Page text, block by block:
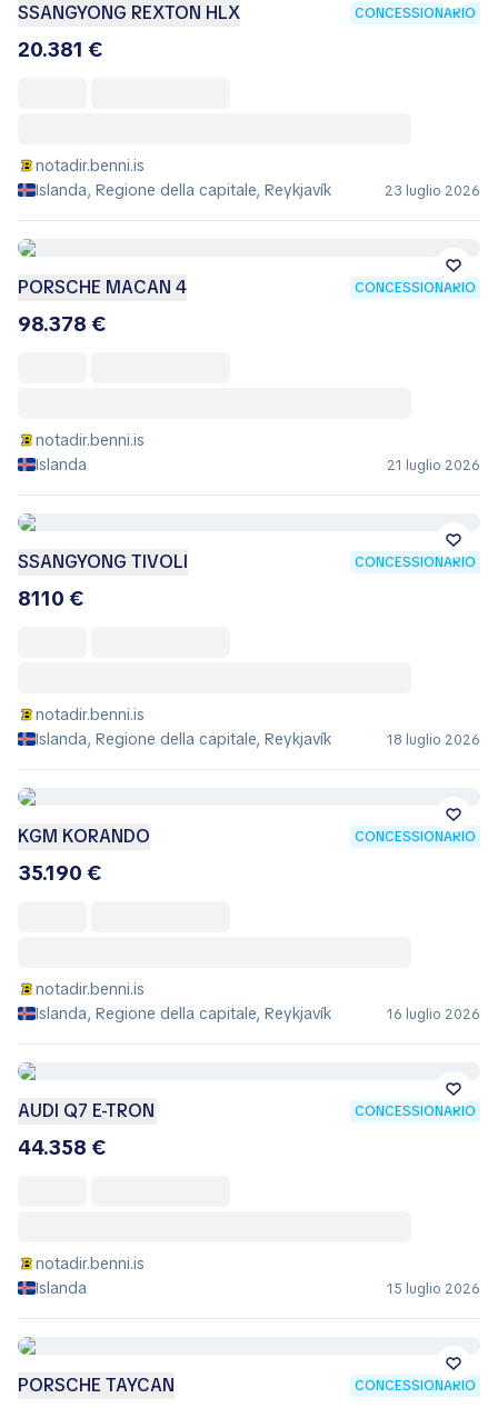
SSANGYONG REXTON HLX CONCESSIONARIO
20.381 €
notadir.benni.is
Islanda, Regione della capitale, Reykjavík
23 luglio 2026
PORSCHE MACAN 4 CONCESSIONARIO
98.378 €
notadir.benni.is
Islanda
21 luglio 2026
SSANGYONG TIVOLI CONCESSIONARIO
8110 €
notadir.benni.is
Islanda, Regione della capitale, Reykjavík
18 luglio 2026
KGM KORANDO CONCESSIONARIO
35.190 €
notadir.benni.is
Islanda, Regione della capitale, Reykjavík
16 luglio 2026
AUDI Q7 E-TRON CONCESSIONARIO
44.358 €
notadir.benni.is
Islanda
15 luglio 2026
PORSCHE TAYCAN CONCESSIONARIO